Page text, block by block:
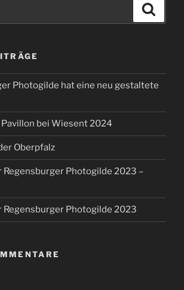
Photogilde hat eine neu gestaltete
Pavillon bei Wiesent 2024
Oberpfalz
Photogilde 2023 –
Photogilde 2023